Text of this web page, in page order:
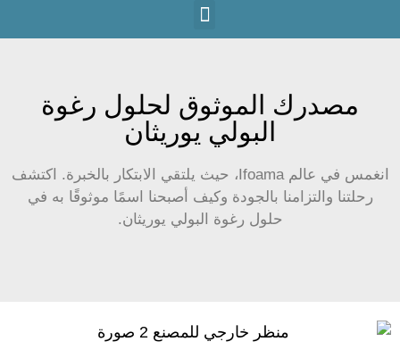
مصدرك الموثوق لحلول رغوة
البولي يوريثان
انغمس في عالم Ifoama، حيث يلتقي الابتكار بالخبرة. اكتشف
رحلتنا والتزامنا بالجودة وكيف أصبحنا اسمًا موثوقًا به في
حلول رغوة البولي يوريثان.